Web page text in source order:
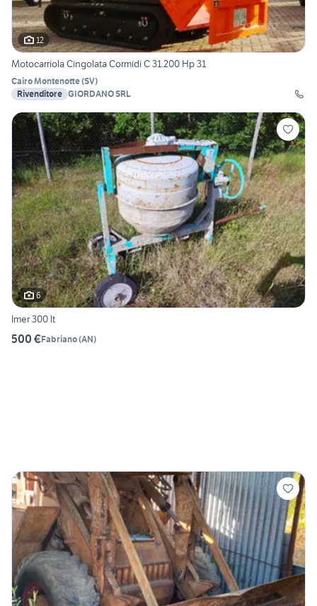
12
Motocarriola Cingolata Cormidi C 31.200 Hp 31
Cairo Montenotte(SV)
Rivenditore GIORDANO SRL
6
Imer 300 lt
500 €Fabriano(AN)